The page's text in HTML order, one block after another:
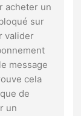
acheter un
sur
valider
message
cela
de
un